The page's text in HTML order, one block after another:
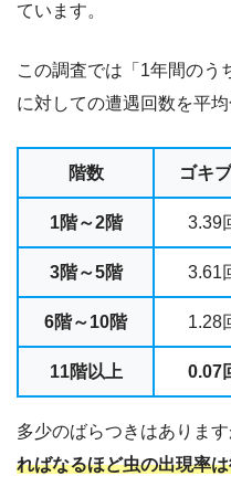
ています。
この調査では「1年間のう
に対しての遭遇回数を平
階数 ゴキ
1階～2階 3.39
3階～5階 3.61
6階～10階 1.28
11階以上 0.07
多少のばらつきはあります
ればなるほど虫の出現率